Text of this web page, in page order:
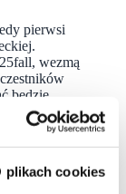
plikach cookies
pierwsi
wezmą
będzie